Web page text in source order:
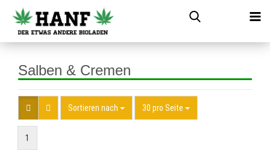
Salben & Cremen
Sortieren nach 30 pro Seite
1